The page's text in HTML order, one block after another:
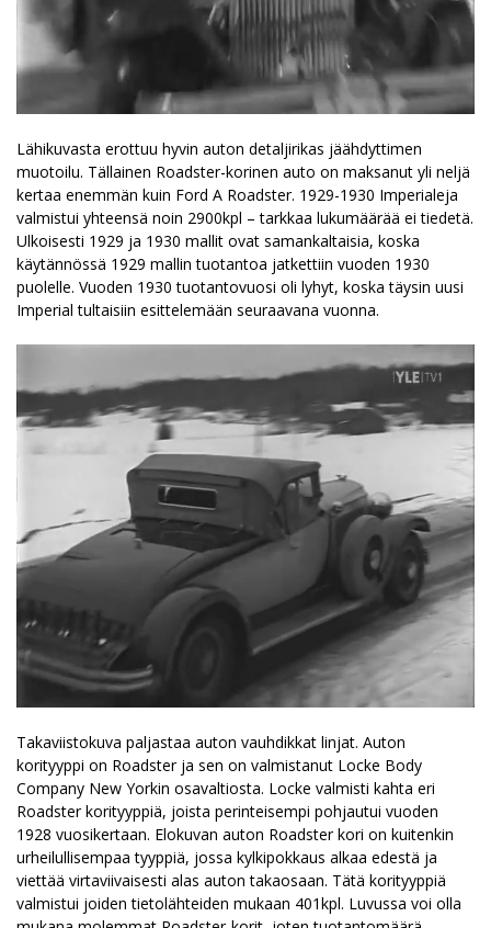
Lähikuvasta erottuu hyvin auton detaljirikas jäähdyttimen
muotoilu. Tällainen Roadster-korinen auto on maksanut yli neljä
kertaa enemmän kuin Ford A Roadster. 1929-1930 Imperialeja
valmistui yhteensä noin 2900kpl – tarkkaa lukumäärää ei tiedetä.
Ulkoisesti 1929 ja 1930 mallit ovat samankaltaisia, koska
käytännössä 1929 mallin tuotantoa jatkettiin vuoden 1930
puolelle. Vuoden 1930 tuotantovuosi oli lyhyt, koska täysin uusi
Imperial tultaisiin esittelemään seuraavana vuonna.
Takaviistokuva paljastaa auton vauhdikkat linjat. Auton
korityyppi on Roadster ja sen on valmistanut Locke Body
Company New Yorkin osavaltiosta. Locke valmisti kahta eri
Roadster korityyppiä, joista perinteisempi pohjautui vuoden
1928 vuosikertaan. Elokuvan auton Roadster kori on kuitenkin
urheilullisempaa tyyppiä, jossa kylkipokkaus alkaa edestä ja
viettää virtaviivaisesti alas auton takaosaan. Tätä korityyppiä
valmistui joiden tietolähteiden mukaan 401kpl. Luvussa voi olla